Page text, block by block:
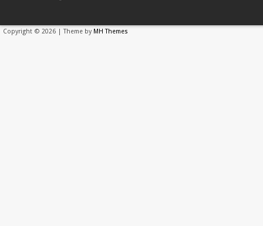
Copyright © 2026 | Theme by MH Themes